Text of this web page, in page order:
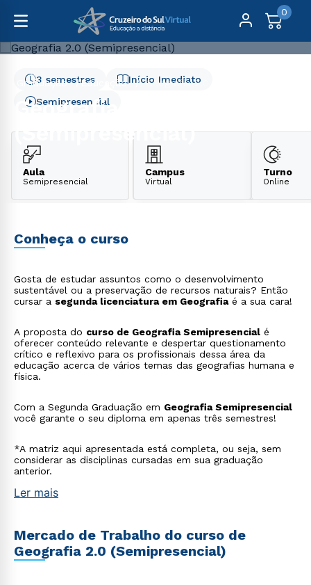
0
Graduação Educação Geografia 2.0 (Semipresencial)
Geografia 2.0
(Semipresencial)
Início Imediato
3 semestres
Semipresencial
Aula
Semipresencial
Campus
Virtual
Turno
Online
Conheça o curso
Gosta de estudar assuntos como o desenvolvimento
sustentável ou a preservação de recursos naturais? Então
cursar a segunda licenciatura em Geografiaé a sua cara!
A proposta do curso de Geografia Semipresencial é
oferecer conteúdo relevante e despertar questionamento
crítico e reflexivo para os profissionais dessa área da
educação acerca de vários temas das geografias humana e
física.
Com a Segunda Graduação em Geografia Semipresencial
você garante o seu diploma em apenas três semestres!
*A matriz aqui apresentada está completa, ou seja, sem
considerar as disciplinas cursadas em sua graduação
anterior.
Ler mais
Mercado de Trabalho do curso de
Geografia 2.0 (Semipresencial)